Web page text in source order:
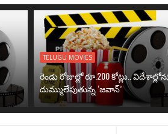
TELUGU MOVIES
రెండు రోజుల్లో రూ.200 కోట్లు..
దుమ్ములేపుతున్న ‘జవాన్’